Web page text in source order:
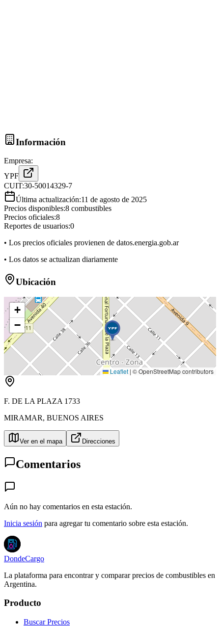
Información
Empresa:
YPF
CUIT:30-50014329-7
Última actualización:11 de agosto de 2025
Precios disponibles:8 combustibles
Precios oficiales:8
Reportes de usuarios:0
• Los precios oficiales provienen de datos.energia.gob.ar
• Los datos se actualizan diariamente
Ubicación
+
−
Leaflet | © OpenStreetMap contributors
F. DE LA PLAZA 1733
MIRAMAR, BUENOS AIRES
Ver en el mapa Direcciones
Comentarios
Aún no hay comentarios en esta estación.
Inicia sesión para agregar tu comentario sobre esta estación.
DondeCargo
La plataforma para encontrar y comparar precios de combustibles en
Argentina.
Producto
Buscar Precios